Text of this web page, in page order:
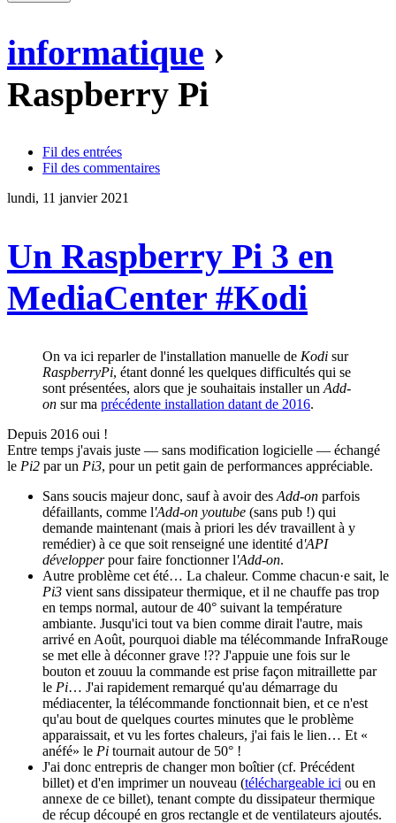
informatique ›
Raspberry Pi
Fil des entrées
Fil des commentaires
lundi, 11 janvier 2021
Un Raspberry Pi 3 en
MediaCenter #Kodi
On va ici reparler de l'installation manuelle de Kodi sur
RaspberryPi, étant donné les quelques difficultés qui se
sont présentées, alors que je souhaitais installer un Add-
on sur ma précédente installation datant de 2016.
Depuis 2016 oui !
Entre temps j'avais juste — sans modification logicielle — échangé
le Pi2 par un Pi3, pour un petit gain de performances appréciable.
Sans soucis majeur donc, sauf à avoir des Add-on parfois
défaillants, comme l'Add-on youtube (sans pub !) qui
demande maintenant (mais à priori les dév travaillent à y
remédier) à ce que soit renseigné une identité d'API
développerpour faire fonctionner l'Add-on.
Autre problème cet été… La chaleur. Comme chacun·e sait, le
Pi3 vient sans dissipateur thermique, et il ne chauffe pas trop
en temps normal, autour de 40° suivant la température
ambiante. Jusqu'ici tout va bien comme dirait l'autre, mais
arrivé en Août, pourquoi diable ma télécommande InfraRouge
se met elle à déconner grave !?? J'appuie une fois sur le
bouton et zouuu la commande est prise façon mitraillette par
le Pi… J'ai rapidement remarqué qu'au démarrage du
médiacenter, la télécommande fonctionnait bien, et ce n'est
qu'au bout de quelques courtes minutes que le problème
apparaissait, et vu les fortes chaleurs, j'ai fais le lien… Et «
anéfé» le Pi tournait autour de 50° !
J'ai donc entrepris de changer mon boîtier (cf. Précédent
billet) et d'en imprimer un nouveau (téléchargeable ici ou en
annexe de ce billet), tenant compte du dissipateur thermique
de récup découpé en gros rectangle et de ventilateurs ajoutés.